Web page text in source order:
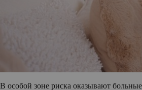
В особой зоне риска оказывают